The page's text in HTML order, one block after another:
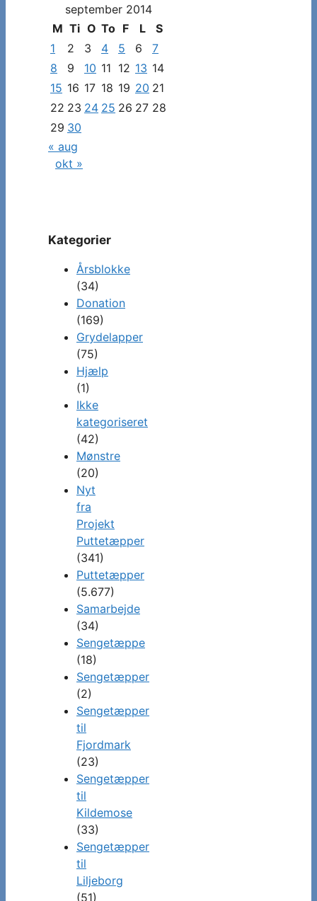
at
se
specifikke
indlæg
september 2014
M Ti O To F L
S
1
2 3 4 5 6
7
8
9 10 11 12 13 14
15 16 17 18 19 20 21
22 23 24 25 26 27 28
29 30
« aug
okt »
Kategorier
Årsblokke
(34)
Donation
(169)
Grydelapper
(75)
Hjælp
(1)
Ikke
kategoriseret
(42)
Mønstre
(20)
Nyt
fra
Projekt
Puttetæpper
(341)
Puttetæpper
(5.677)
Samarbejde
(34)
Sengetæppe
(18)
Sengetæpper
(2)
Sengetæpper
til
Fjordmark
(23)
Sengetæpper
til
Kildemose
(33)
Sengetæpper
til
Liljeborg
(51)